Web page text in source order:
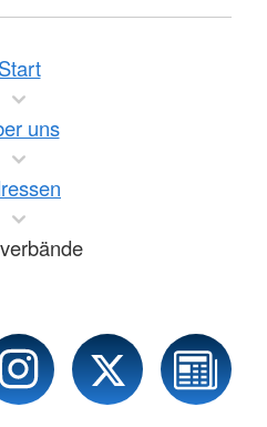
Start
uns